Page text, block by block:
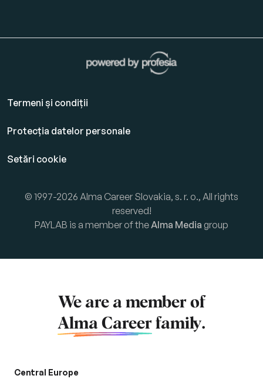
Termeni și condiții
Protecția datelor personale
Setări cookie
© 1997-2026 Alma Career Slovakia, s. r. o., All rights
reserved!
PAYLAB is a member of theAlma Media group
We are a member of
Alma Career family.
Central Europe